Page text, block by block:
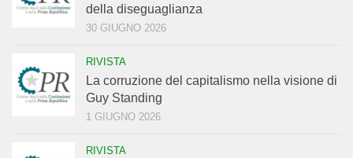
della diseguaglianza
30 GIUGNO 2026
RIVISTA
La corruzione del capitalismo nella visione di
Guy Standing
1 GIUGNO 2026
RIVISTA